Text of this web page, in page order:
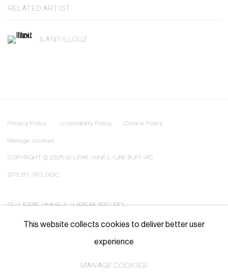
RELATED ARTIST
ILANIT ILLOUZ
Privacy Policy Accessibility Policy Cookie Policy
Manage cookies
COPYRIGHT © 2026 GALERIE ANNE-LAURE BUFFARD
SITE BY ARTLOGIC
GALERIE ANNE-LAURE BUFFARD
—————————————————————————————
contact@annelaurebuffard.com
This website collects cookies to deliver better user
experience
MANAGE COOKIES